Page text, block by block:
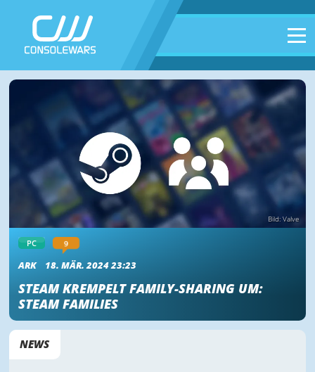
Bild: Valve
PC 9
ARK 18. MÄR. 2024 23:23
STEAM KREMPELT FAMILY-SHARING UM:
STEAM FAMILIES
NEWS